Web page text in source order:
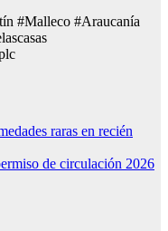
#Malleco #Araucanía
raras en recién
de circulación 2026